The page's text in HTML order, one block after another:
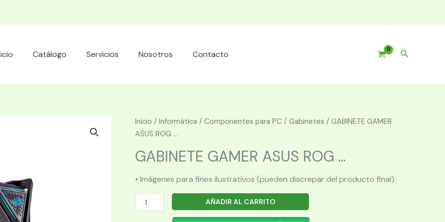
Catálogo Servicios Nosotros Contacto Buscar
Inicio / Informática / Componentes para PC / Gabinetes / GABINETE GAMER
ASUS ROG ...
GABINETE GAMER ASUS ROG ...
• Imágenes para fines ilustrativos (pueden discrepar del producto final).
GABINETE
GAMER
AÑADIR AL CARRITO